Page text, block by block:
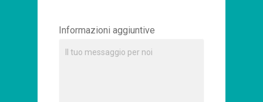
Informazioni aggiuntive